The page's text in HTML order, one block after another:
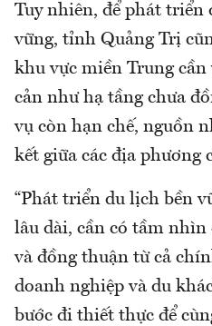
Tuy nhiên, để phát triển
vững, tỉnh Quảng Trị
khu vực miền Trung
cản như hạ tầng chưa
vụ còn hạn chế, nguồn
kết giữa các địa phương
“Phát triển du lịch bền
lâu dài, cần có tầm
và đồng thuận từ cả
doanh nghiệp và du
bước đi thiết thực để